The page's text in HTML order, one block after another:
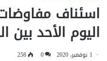
اسئناف
اليوم الأحد بين
1 نوفمبر، 2020 0
258